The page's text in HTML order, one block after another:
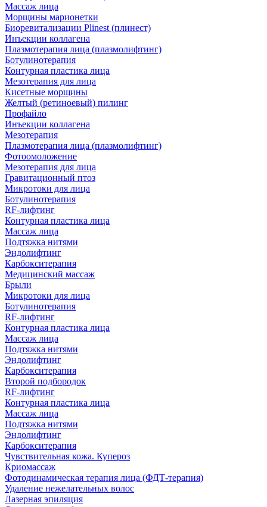
Массаж лица
Морщины марионетки
Биоревитализации Plinest (плинест)
Инъекции коллагена
Плазмотерапия лица (плазмолифтинг)
Ботулинотерапия
Контурная пластика лица
Мезотерапия для лица
Кисетные морщины
Желтый (ретиноевый) пилинг
Профайло
Инъекции коллагена
Мезотерапия
Плазмотерапия лица (плазмолифтинг)
Фотоомоложение
Мезотерапия для лица
Гравитационный птоз
Микротоки для лица
Ботулинотерапия
RF-лифтинг
Контурная пластика лица
Массаж лица
Подтяжка нитями
Эндолифтинг
Карбокситерапия
Медицинский массаж
Брыли
Микротоки для лица
Ботулинотерапия
RF-лифтинг
Контурная пластика лица
Массаж лица
Подтяжка нитями
Эндолифтинг
Карбокситерапия
Второй подбородок
RF-лифтинг
Контурная пластика лица
Массаж лица
Подтяжка нитями
Эндолифтинг
Карбокситерапия
Чувствительная кожа. Купероз
Криомассаж
Фотодинамическая терапия лица (ФДТ-терапия)
Удаление нежелательных волос
Лазерная эпиляция